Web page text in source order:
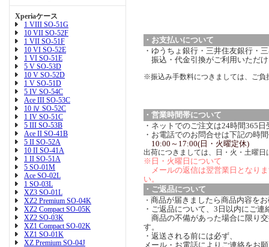
Xperiaケース
1 VIII SO-51G
10 VII SO-52F
1 VII SO-51F
10 VI SO-52E
1 VI SO-51E
5 V SO-53D
10 V SO-52D
1 V SO-51D
5 IV SO-54C
Ace III SO-53C
10 Ⅳ SO-52C
1 IV SO-51C
5 III SO-53B
Ace II SO-41B
5 II SO-52A
10 II SO-41A
1 II SO-51A
5 SO-01M
Ace SO-02L
1 SO-03L
XZ3 SO-01L
XZ2 Premium SO-04K
XZ2 Compact SO-05K
XZ2 SO-03K
XZ1 Compact SO-02K
XZ1 SO-01K
XZ Premium SO-04J
・お支払いについて
・ゆうちょ銀行・三井住友銀行・
振込・代金引換がご利用いただ
※振込み手数料につきましては、ご負
・営業時間帯について
・ネットでのご注文は24時間365
・お電話でのお問合せは下記の時
10:00～17:00(日・火曜定休)
出荷につきましては、日・火・土曜日
※日・火曜日について
メールの返信は翌営業日となり
い。
・ご返品について
・ 商品が届きましたら商品内容を
・ご返品について、3日以内にご連
商品の不備があった場合に限り
す。
・返送される前には必ず、
メール・お電話によりご連絡をお